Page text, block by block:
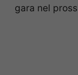
gara nel